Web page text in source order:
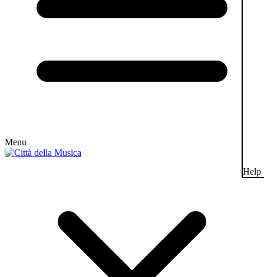
Menu
Help